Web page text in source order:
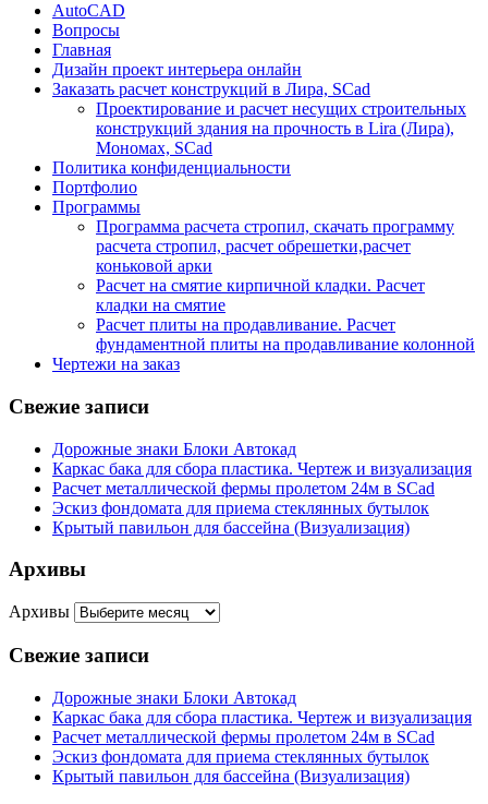
AutoCAD
Вопросы
Главная
Дизайн проект интерьера онлайн
Заказать расчет конструкций в Лира, SCad
Проектирование и расчет несущих строительных
конструкций здания на прочность в Lira (Лира),
Мономах, SCad
Политика конфиденциальности
Портфолио
Программы
Программа расчета стропил, скачать программу
расчета стропил, расчет обрешетки,расчет
коньковой арки
Расчет на смятие кирпичной кладки. Расчет
кладки на смятие
Расчет плиты на продавливание. Расчет
фундаментной плиты на продавливание колонной
Чертежи на заказ
Свежие записи
Дорожные знаки Блоки Автокад
Каркас бака для сбора пластика. Чертеж и визуализация
Расчет металлической фермы пролетом 24м в SCad
Эскиз фондомата для приема стеклянных бутылок
Крытый павильон для бассейна (Визуализация)
Архивы
Архивы
Свежие записи
Дорожные знаки Блоки Автокад
Каркас бака для сбора пластика. Чертеж и визуализация
Расчет металлической фермы пролетом 24м в SCad
Эскиз фондомата для приема стеклянных бутылок
Крытый павильон для бассейна (Визуализация)